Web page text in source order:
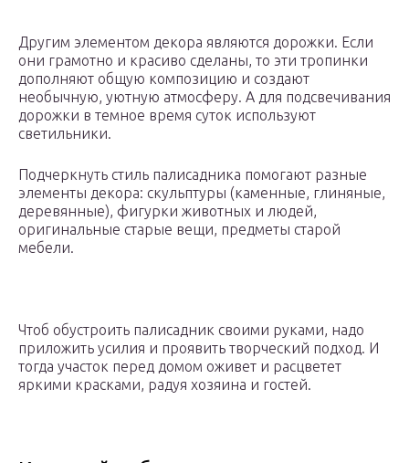
Другим элементом декора являются дорожки. Если
они грамотно и красиво сделаны, то эти тропинки
дополняют общую композицию и создают
необычную, уютную атмосферу. А для подсвечивания
дорожки в темное время суток используют
светильники.
Подчеркнуть стиль палисадника помогают разные
элементы декора: скульптуры (каменные, глиняные,
деревянные), фигурки животных и людей,
оригинальные старые вещи, предметы старой
мебели.
Чтоб обустроить палисадник своими руками, надо
приложить усилия и проявить творческий подход. И
тогда участок перед домом оживет и расцветет
яркими красками, радуя хозяина и гостей.